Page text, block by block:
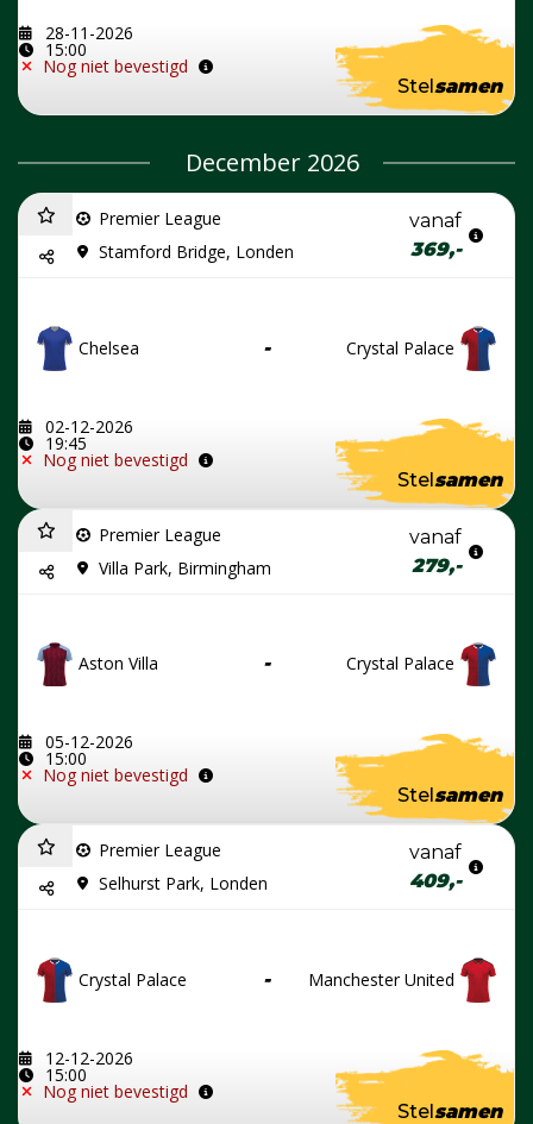
28-11-2026
15:00
Nog niet bevestigd
Stelsamen
December 2026
Premier League
Stamford Bridge, Londen
vanaf
369,-
Chelsea - Crystal Palace
02-12-2026
19:45
Nog niet bevestigd
Stelsamen
Premier League
Villa Park, Birmingham
vanaf
279,-
Aston Villa - Crystal Palace
05-12-2026
15:00
Nog niet bevestigd
Stelsamen
Premier League
Selhurst Park, Londen
vanaf
409,-
Crystal Palace - Manchester United
12-12-2026
15:00
Nog niet bevestigd
Stelsamen